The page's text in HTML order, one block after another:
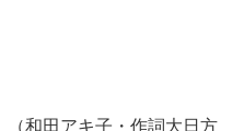
（和田アキ子・作詞大日方